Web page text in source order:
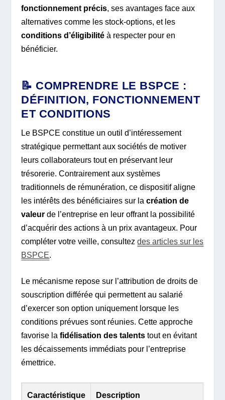
fonctionnement précis, ses avantages face aux
alternatives comme les stock-options, et les
conditions d’éligibilité à respecter pour en
bénéficier.
📝 COMPRENDRE LE BSPCE :
DÉFINITION, FONCTIONNEMENT
ET CONDITIONS
Le BSPCE constitue un outil d’intéressement
stratégique permettant aux sociétés de motiver
leurs collaborateurs tout en préservant leur
trésorerie. Contrairement aux systèmes
traditionnels de rémunération, ce dispositif aligne
les intérêts des bénéficiaires sur lacréation de
valeur de l’entreprise en leur offrant la possibilité
d’acquérir des actions à un prix avantageux. Pour
compléter votre veille, consultezdes articles sur les
BSPCE.
Le mécanisme repose sur l’attribution de droits de
souscription différée qui permettent au salarié
d’exercer son option uniquement lorsque les
conditions prévues sont réunies. Cette approche
favorise lafidélisation des talents tout en évitant
les décaissements immédiats pour l’entreprise
émettrice.
Caractéristique Description